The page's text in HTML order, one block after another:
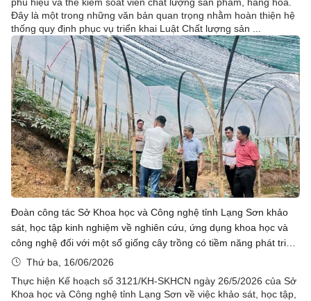
Đây là một trong những văn bản quan trọng nhằm hoàn thiện hệ
thống quy định phục vụ triển khai Luật Chất lượng sản ...
Đoàn công tác Sở Khoa học và Công nghệ tỉnh Lạng Sơn khảo
sát, học tập kinh nghiệm về nghiên cứu, ứng dụng khoa học và
công nghệ đối với một số giống cây trồng có tiềm năng phát triển
tại tỉnh Lai Châu và tỉnh Sơn La
Thứ ba, 16/06/2026
Thực hiện Kế hoạch số 3121/KH-SKHCN ngày 26/5/2026 của Sở
Khoa học và Công nghệ tỉnh Lạng Sơn về việc khảo sát, học tập,